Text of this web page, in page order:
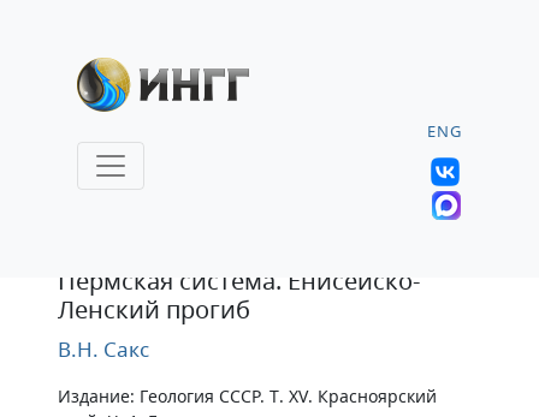
ENG
Пермская система. Енисейско-
Ленский прогиб
В.Н. Сакс
Издание: Геология СССР. Т. XV. Красноярский